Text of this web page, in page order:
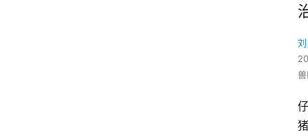
仔
猪